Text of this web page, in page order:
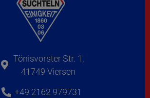
Tönisvorster Str. 1,
41749 Viersen
+49 2162 979731